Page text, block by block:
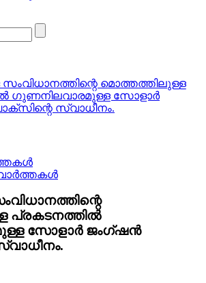
മൊത്തത്തിലുള്ള
ഗുണനിലവാരമുള്ള സോളാർ
സ്വാധീനം.
പ്രകടനത്തിൽ
സോളാർ ജംഗ്ഷൻ